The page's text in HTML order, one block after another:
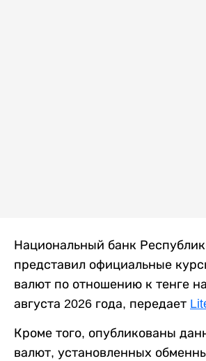
Национальный банк
представил официальные
валют по отношению к тенге
августа 2026 года, передает
Кроме того, опубликованы
валют, установленных